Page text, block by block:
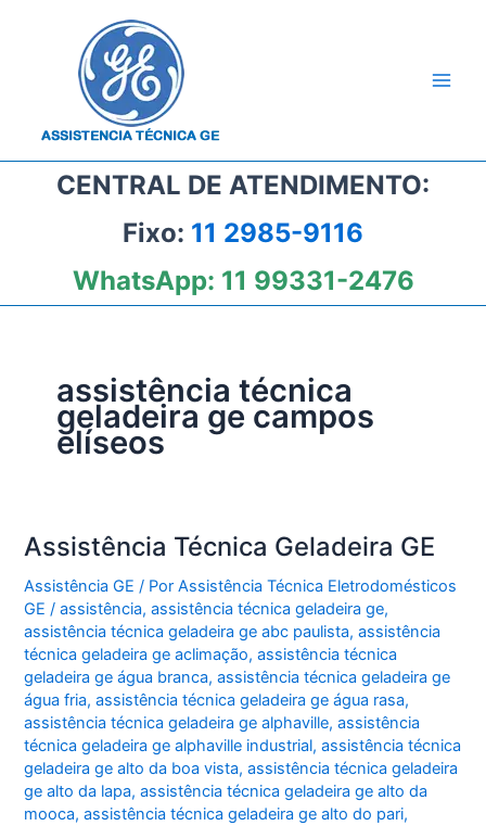
CENTRAL DE ATENDIMENTO:
Fixo: 11 2985-9116
WhatsApp: 11 99331-2476
assistência técnica
geladeira ge campos
elíseos
Assistência Técnica Geladeira GE
Assistência GE / PorAssistência Técnica Eletrodomésticos
GE/assistência,assistência técnica geladeira ge,
assistência técnica geladeira ge abc paulista,assistência
técnica geladeira ge aclimação,assistência técnica
geladeira ge água branca,assistência técnica geladeira ge
água fria,assistência técnica geladeira ge água rasa,
assistência técnica geladeira ge alphaville,assistência
técnica geladeira ge alphaville industrial,assistência técnica
geladeira ge alto da boa vista,assistência técnica geladeira
ge alto da lapa,assistência técnica geladeira ge alto da
mooca,assistência técnica geladeira ge alto do pari,